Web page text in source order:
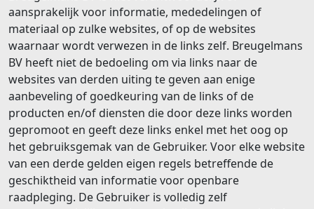
aansprakelijk voor informatie, mededelingen of
materiaal op zulke websites, of op de websites
waarnaar wordt verwezen in de links zelf. Breugelmans
BV heeft niet de bedoeling om via links naar de
websites van derden uiting te geven aan enige
aanbeveling of goedkeuring van de links of de
producten en/of diensten die door deze links worden
gepromoot en geeft deze links enkel met het oog op
het gebruiksgemak van de Gebruiker. Voor elke website
van een derde gelden eigen regels betreffende de
geschiktheid van informatie voor openbare
raadpleging. De Gebruiker is volledig zelf